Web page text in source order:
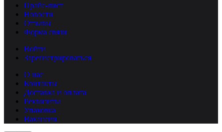
Прайс-лист
Новости
Отзывы
Форма связи
Войти
Зарегистрироваться
О нас
Контакты
Доставка и оплата
Реквизиты
Упаковка
Вакансии